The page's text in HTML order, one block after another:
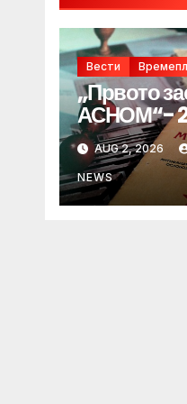
Вести
„Првото
АСНОМ“- 2
1944 год.
AUG 2, 2026
NEWS